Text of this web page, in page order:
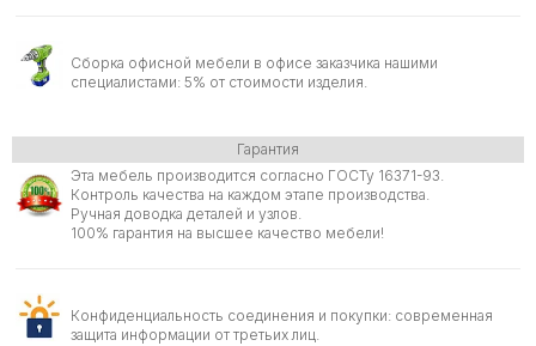
Сборка офисной мебели в офисе заказчика нашими
специалистами: 5% от стоимости изделия.
Гарантия
Эта мебель производится согласно ГОСТу 16371-93.
Контроль качества на каждом этапе производства.
Ручная доводка деталей и узлов.
100% гарантия на высшее качество мебели!
Конфиденциальность соединения и покупки: современная
защита информации от третьих лиц.